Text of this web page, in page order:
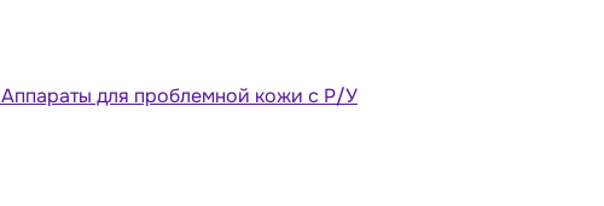
Аппараты для проблемной кожи с Р/У